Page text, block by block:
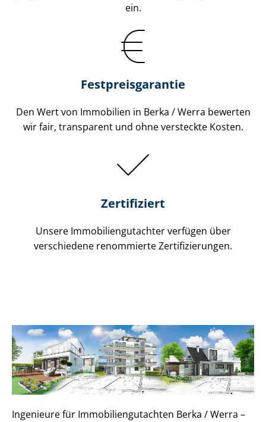
ein.
Festpreis​garantie
Den Wert von Immobilien in Berka / Werra bewerten
wir fair, transparent und ohne versteckte Kosten.
Zertifiziert
Unsere Immobilien­gutachter verfügen über
verschiedene renommierte Zer­ti­fi­zie­run­gen.
Ingenieure für Im­mo­bi­li­en­gut­ach­ten Berka / Werra –